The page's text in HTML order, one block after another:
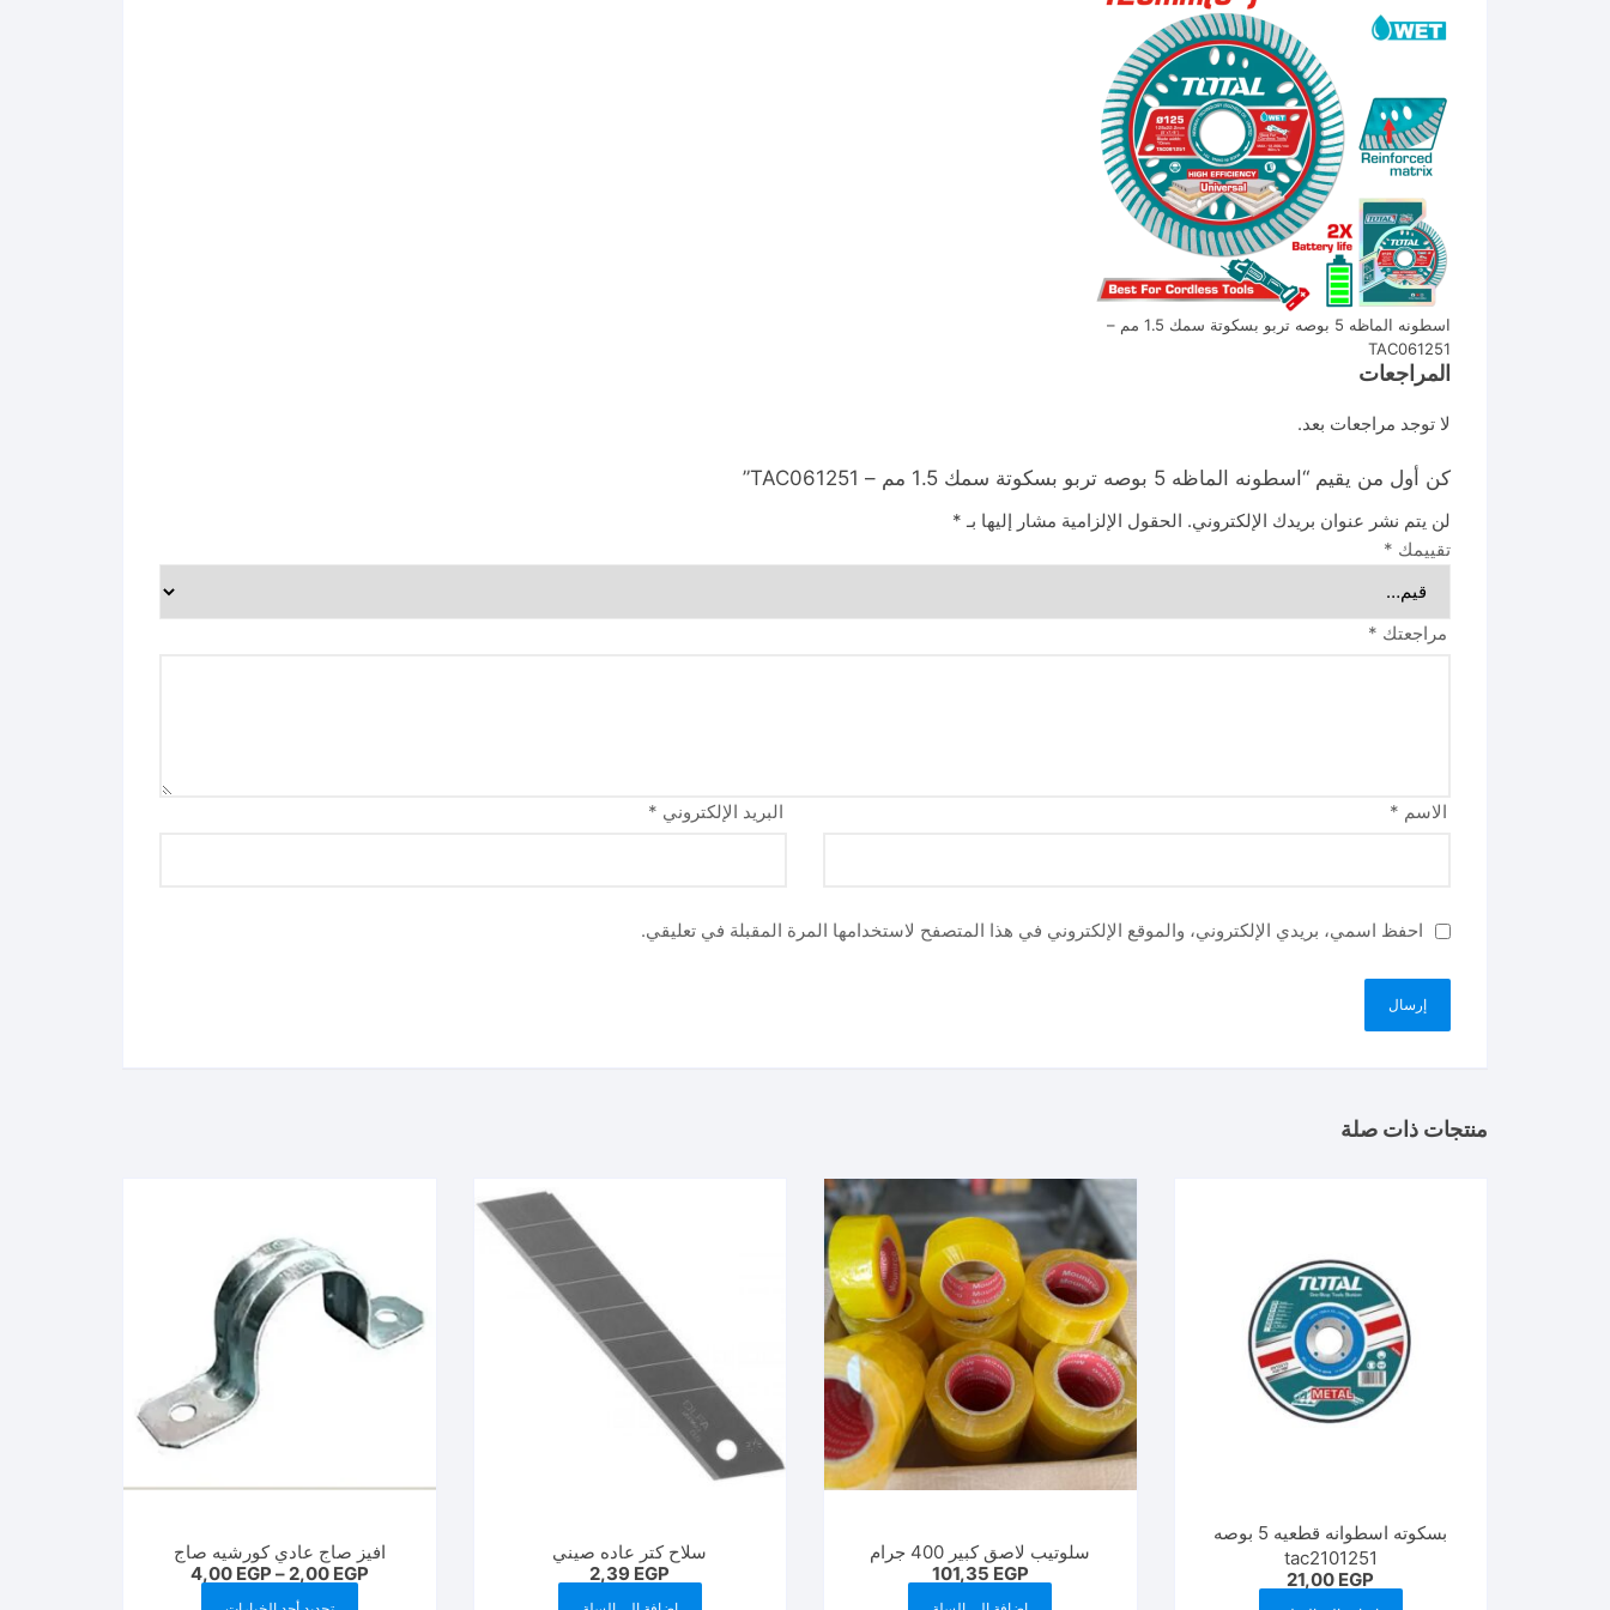
اسطونه الماظه 5 بوصه تربو بسكوتة سمك 1.5 مم –
TAC061251
المراجعات
لا توجد مراجعات بعد.
كن أول من يقيم “اسطونه الماظه 5 بوصه تربو بسكوتة سمك 1.5 مم – TAC061251”
لن يتم نشر عنوان بريدك الإلكتروني. الحقول الإلزامية مشار إليها بـ *
تقييمك *
مراجعتك *
الاسم * البريد الإلكتروني *
احفظ اسمي، بريدي الإلكتروني، والموقع الإلكتروني في هذا المتصفح لاستخدامها المرة المقبلة في تعليقي.
منتجات ذات صلة
بسكوته اسطوانه قطعيه 5 بوصه
tac2101251
21,00 EGP
سلوتيب لاصق كبير 400 جرام
101,35 EGP
سلاح كتر عاده صيني
2,39 EGP
افيز صاج عادي كورشيه صاج
2,00 EGP
–
4,00 EGP نطاق